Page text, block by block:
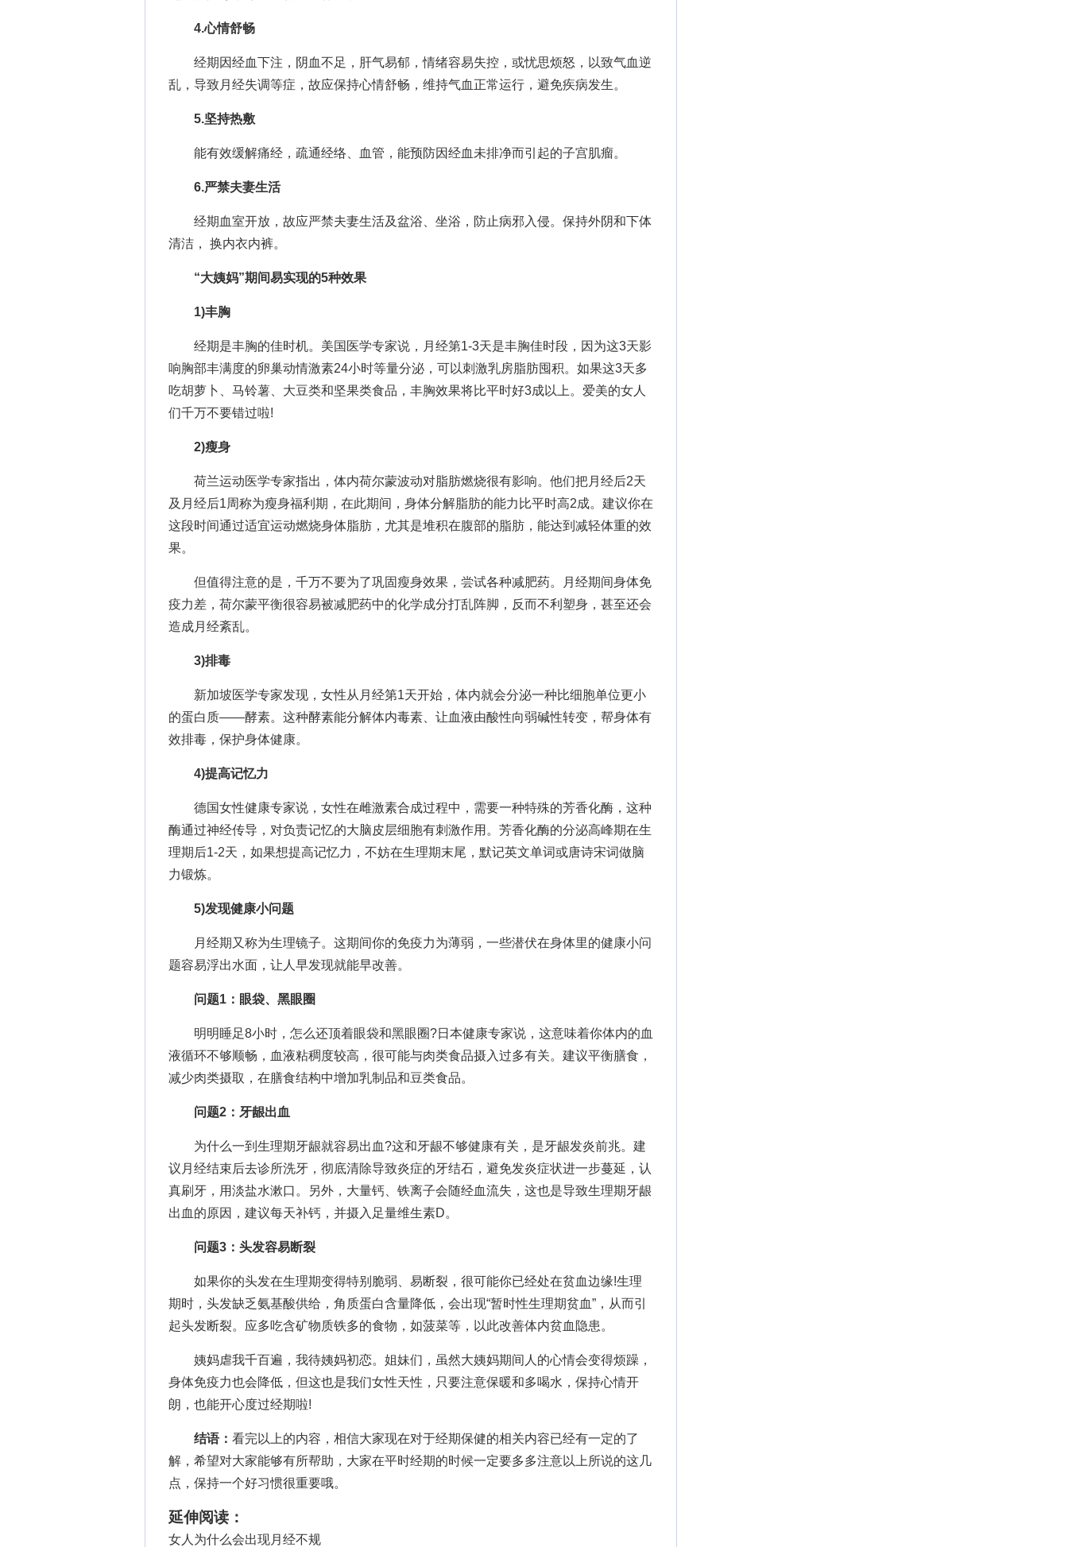
4.心情舒畅
经期因经血下注，阴血不足，肝气易郁，情绪容易失控，或忧思烦怒，以致气血逆
乱，导致月经失调等症，故应保持心情舒畅，维持气血正常运行，避免疾病发生。
5.坚持热敷
能有效缓解痛经，疏通经络、血管，能预防因经血未排净而引起的子宫肌瘤。
6.严禁夫妻生活
经期血室开放，故应严禁夫妻生活及盆浴、坐浴，防止病邪入侵。保持外阴和下体
清洁， 换内衣内裤。
“大姨妈”期间易实现的5种效果
1)丰胸
经期是丰胸的佳时机。美国医学专家说，月经第1-3天是丰胸佳时段，因为这3天影
响胸部丰满度的卵巢动情激素24小时等量分泌，可以刺激乳房脂肪囤积。如果这3天多
吃胡萝卜、马铃薯、大豆类和坚果类食品，丰胸效果将比平时好3成以上。爱美的女人
们千万不要错过啦!
2)瘦身
荷兰运动医学专家指出，体内荷尔蒙波动对脂肪燃烧很有影响。他们把月经后2天
及月经后1周称为瘦身福利期，在此期间，身体分解脂肪的能力比平时高2成。建议你在
这段时间通过适宜运动燃烧身体脂肪，尤其是堆积在腹部的脂肪，能达到减轻体重的效
果。
但值得注意的是，千万不要为了巩固瘦身效果，尝试各种减肥药。月经期间身体免
疫力差，荷尔蒙平衡很容易被减肥药中的化学成分打乱阵脚，反而不利塑身，甚至还会
造成月经紊乱。
3)排毒
新加坡医学专家发现，女性从月经第1天开始，体内就会分泌一种比细胞单位更小
的蛋白质——酵素。这种酵素能分解体内毒素、让血液由酸性向弱碱性转变，帮身体有
效排毒，保护身体健康。
4)提高记忆力
德国女性健康专家说，女性在雌激素合成过程中，需要一种特殊的芳香化酶，这种
酶通过神经传导，对负责记忆的大脑皮层细胞有刺激作用。芳香化酶的分泌高峰期在生
理期后1-2天，如果想提高记忆力，不妨在生理期末尾，默记英文单词或唐诗宋词做脑
力锻炼。
5)发现健康小问题
月经期又称为生理镜子。这期间你的免疫力为薄弱，一些潜伏在身体里的健康小问
题容易浮出水面，让人早发现就能早改善。
问题1：眼袋、黑眼圈
明明睡足8小时，怎么还顶着眼袋和黑眼圈?日本健康专家说，这意味着你体内的血
液循环不够顺畅，血液粘稠度较高，很可能与肉类食品摄入过多有关。建议平衡膳食，
减少肉类摄取，在膳食结构中增加乳制品和豆类食品。
问题2：牙龈出血
为什么一到生理期牙龈就容易出血?这和牙龈不够健康有关，是牙龈发炎前兆。建
议月经结束后去诊所洗牙，彻底清除导致炎症的牙结石，避免发炎症状进一步蔓延，认
真刷牙，用淡盐水漱口。另外，大量钙、铁离子会随经血流失，这也是导致生理期牙龈
出血的原因，建议每天补钙，并摄入足量维生素D。
问题3：头发容易断裂
如果你的头发在生理期变得特别脆弱、易断裂，很可能你已经处在贫血边缘!生理
期时，头发缺乏氨基酸供给，角质蛋白含量降低，会出现“暂时性生理期贫血”，从而引
起头发断裂。应多吃含矿物质铁多的食物，如菠菜等，以此改善体内贫血隐患。
姨妈虐我千百遍，我待姨妈初恋。姐妹们，虽然大姨妈期间人的心情会变得烦躁，
身体免疫力也会降低，但这也是我们女性天性，只要注意保暖和多喝水，保持心情开
朗，也能开心度过经期啦!
结语： 看完以上的内容，相信大家现在对于经期保健的相关内容已经有一定的了
解，希望对大家能够有所帮助，大家在平时经期的时候一定要多多注意以上所说的这几
点，保持一个好习惯很重要哦。
延伸阅读：
女人为什么会出现月经不规